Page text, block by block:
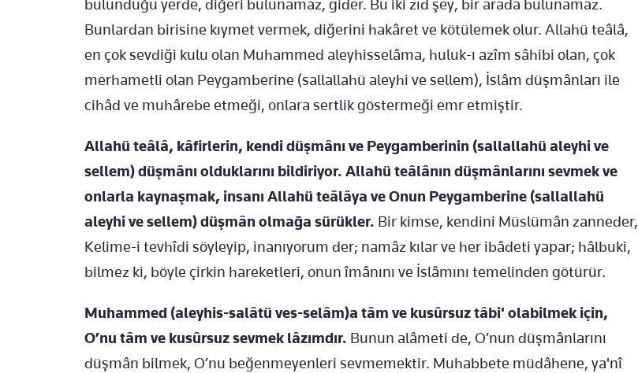
bulunduğu yerde, diğeri bulunamaz, gider. Bu iki zıd şey, bir arada bulunamaz.
Bunlardan birisine kıymet vermek, diğerini hakâret ve kötülemek olur. Allahü teâlâ,
en çok sevdiği kulu olan Muhammed aleyhisselâma, huluk-ı azîm sâhibi olan, çok
merhametli olan Peygamberine (sallallahü aleyhi ve sellem), İslâm düşmânları ile
cihâd ve muhârebe etmeği, onlara sertlik göstermeği emr etmiştir.
Allahü teâlâ, kâfirlerin, kendi düşmânı ve Peygamberinin (sallallahü aleyhi ve
sellem) düşmânı olduklarını bildiriyor. Allahü teâlânın düşmânlarını sevmek ve
onlarla kaynaşmak, insanı Allahü teâlâya ve Onun Peygamberine (sallallahü
aleyhi ve sellem) düşmân olmağa sürükler. Bir kimse, kendini Müslümân zanneder,
Kelime-i tevhîdi söyleyip, inanıyorum der; namâz kılar ve her ibâdeti yapar; hâlbuki,
bilmez ki, böyle çirkin hareketleri, onun îmânını ve İslâmını temelinden götürür.
Muhammed (aleyhis-salâtü ves-selâm)a tâm ve kusûrsuz tâbi' olabilmek için,
O’nu tâm ve kusûrsuz sevmek lâzımdır. Bunun alâmeti de, O’nun düşmânlarını
düşmân bilmek, O’nu beğenmeyenleri sevmemektir. Muhabbete müdâhene, ya'nî